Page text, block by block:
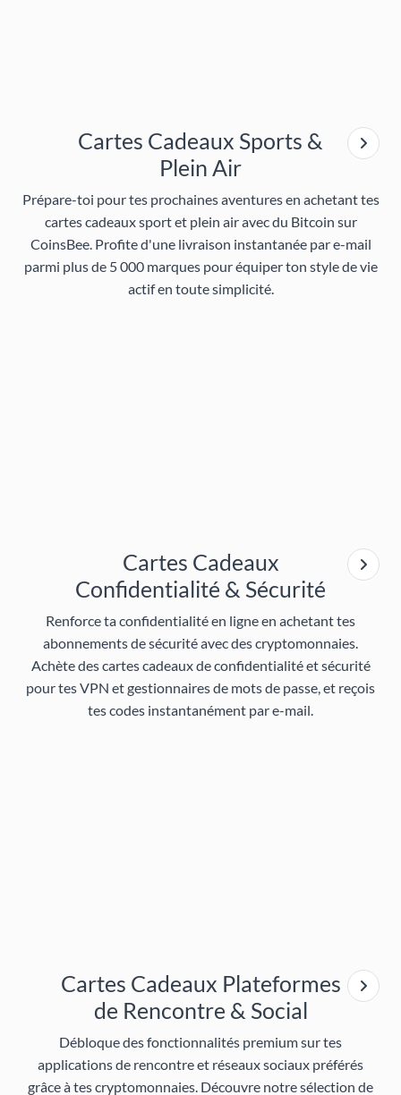
Cartes Cadeaux Sports &
Plein Air
Prépare-toi pour tes prochaines aventures en achetant tes
cartes cadeaux sport et plein air avec du Bitcoin sur
CoinsBee. Profite d'une livraison instantanée par e-mail
parmi plus de 5 000 marques pour équiper ton style de vie
actif en toute simplicité.
Cartes Cadeaux
Confidentialité & Sécurité
Renforce ta confidentialité en ligne en achetant tes
abonnements de sécurité avec des cryptomonnaies.
Achète descartes cadeaux de confidentialité et sécurité
pour tes VPN et gestionnaires de mots de passe, et reçois
tes codes instantanément par e-mail.
Cartes Cadeaux Plateformes
de Rencontre & Social
Débloque des fonctionnalités premium sur tes
applications de rencontre et réseaux sociaux préférés
grâce à tes cryptomonnaies. Découvre notre sélection de